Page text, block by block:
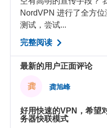
NordVPN 进行了全方
测试，尝试...
完整阅读
最新的用户正面评论
龚 龚旭峰
好用快速的VPN，希望
务器快联模式